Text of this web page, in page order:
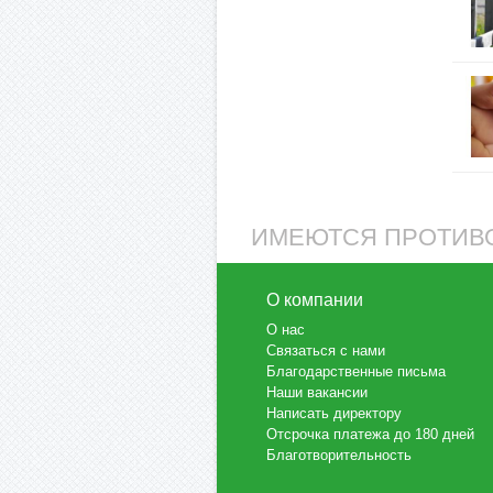
ИМЕЮТСЯ
О компании
О нас
Связаться с нами
Благодарственные письма
Наши вакансии
Написать директору
Отсрочка платежа до 180 дней
Благотворительность